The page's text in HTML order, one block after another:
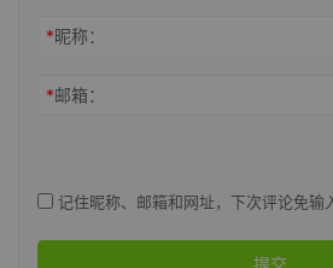
*昵称：
*邮箱：
记住昵称、邮箱和网址，下次评论免输